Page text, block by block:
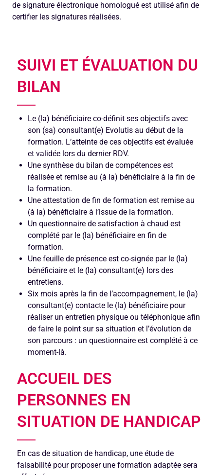
de signature électronique homologué est utilisé afin de
certifier les signatures réalisées.
SUIVI ET ÉVALUATION DU
BILAN
Le (la) bénéficiaire co-définit ses objectifs avec
son (sa) consultant(e) Evolutis au début de la
formation. L’atteinte de ces objectifs est évaluée
et validée lors du dernier RDV.
Une synthèse du bilan de compétences est
réalisée et remise au (à la) bénéficiaire à la fin de
la formation.
Une attestation de fin de formation est remise au
(à la) bénéficiaire à l’issue de la formation.
Un questionnaire de satisfaction à chaud est
complété par le (la) bénéficiaire en fin de
formation.
Une feuille de présence est co-signée par le (la)
bénéficiaire et le (la) consultant(e) lors des
entretiens.
Six mois après la fin de l’accompagnement, le (la)
consultant(e) contacte le (la) bénéficiaire pour
réaliser un entretien physique ou téléphonique afin
de faire le point sur sa situation et l’évolution de
son parcours : un questionnaire est complété à ce
moment-là.
ACCUEIL DES
PERSONNES EN
SITUATION DE HANDICAP
En cas de situation de handicap, une étude de
faisabilité pour proposer une formation adaptée sera